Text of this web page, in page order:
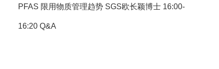
PFAS 限用物质管理趋势 SGS欧长颖博士 16:00-
16:20 Q&A